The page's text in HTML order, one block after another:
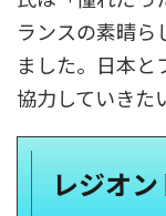
ランスの素晴ら
ました。​日本と
協力していきた
レジオ